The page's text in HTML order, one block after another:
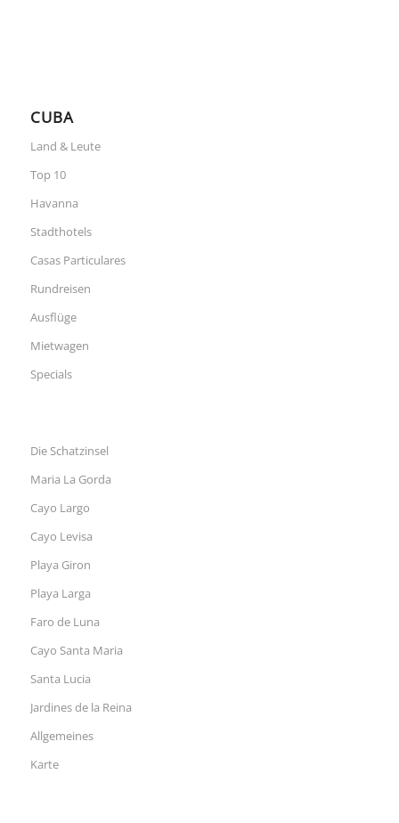
CUBA
Land & Leute
Top 10
Havanna
Stadthotels
Casas Particulares
Rundreisen
Ausflüge
Mietwagen
Specials
Die Schatzinsel
Maria La Gorda
Cayo Largo
Cayo Levisa
Playa Giron
Playa Larga
Faro de Luna
Cayo Santa Maria
Santa Lucia
Jardines de la Reina
Allgemeines
Karte